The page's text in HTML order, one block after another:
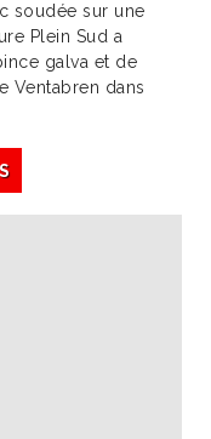
soudée sur une
Plein Sud a
galva et de
Ventabren dans